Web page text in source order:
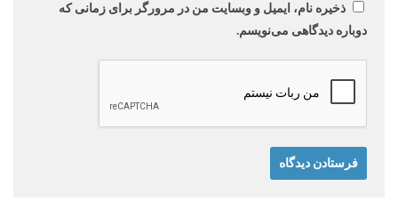
ذخیره نام، ایمیل و وبسایت من در مرورگر برای زمانی که
دوباره دیدگاهی می‌نویسم.